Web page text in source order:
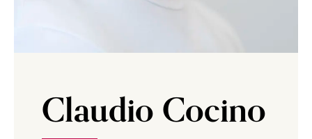
Claudio Cocino